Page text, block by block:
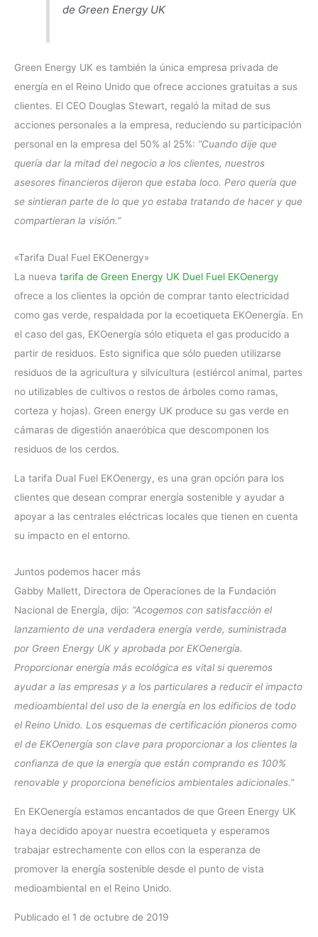
de Green Energy UK
Green Energy UK es también la única empresa privada de
energía en el Reino Unido que ofrece acciones gratuitas a sus
clientes. El CEO Douglas Stewart, regaló la mitad de sus
acciones personales a la empresa, reduciendo su participación
personal en la empresa del 50% al 25%: “Cuando dije que
quería dar la mitad del negocio a los clientes, nuestros
asesores financieros dijeron que estaba loco. Pero quería que
se sintieran parte de lo que yo estaba tratando de hacer y que
compartieran la visión.”
«Tarifa Dual Fuel EKOenergy»
La nueva tarifa de Green Energy UK Duel Fuel EKOenergy
ofrece a los clientes la opción de comprar tanto electricidad
como gas verde, respaldada por la ecoetiqueta EKOenergía. En
el caso del gas, EKOenergía sólo etiqueta el gas producido a
partir de residuos. Esto significa que sólo pueden utilizarse
residuos de la agricultura y silvicultura (estiércol animal, partes
no utilizables de cultivos o restos de árboles como ramas,
corteza y hojas). Green energy UK produce su gas verde en
cámaras de digestión anaeróbica que descomponen los
residuos de los cerdos.
La tarifa Dual Fuel EKOenergy, es una gran opción para los
clientes que desean comprar energía sostenible y ayudar a
apoyar a las centrales eléctricas locales que tienen en cuenta
su impacto en el entorno.
Juntos podemos hacer más
Gabby Mallett, Directora de Operaciones de la Fundación
Nacional de Energía, dijo: “Acogemos con satisfacción el
lanzamiento de una verdadera energía verde, suministrada
por Green Energy UK y aprobada por EKOenergía.
Proporcionar energía más ecológica es vital si queremos
ayudar a las empresas y a los particulares a reducir el impacto
medioambiental del uso de la energía en los edificios de todo
el Reino Unido. Los esquemas de certificación pioneros como
el de EKOenergía son clave para proporcionar a los clientes la
confianza de que la energía que están comprando es 100%
renovable y proporciona beneficios ambientales adicionales.”
En EKOenergía estamos encantados de que Green Energy UK
haya decidido apoyar nuestra ecoetiqueta y esperamos
trabajar estrechamente con ellos con la esperanza de
promover la energía sostenible desde el punto de vista
medioambiental en el Reino Unido.
Publicado el 1 de octubre de 2019